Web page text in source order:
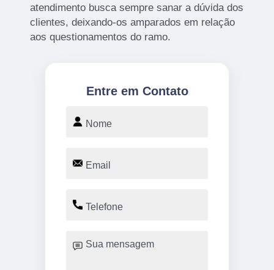
atendimento busca sempre sanar a dúvida dos
clientes, deixando-os amparados em relação
aos questionamentos do ramo.
Entre em Contato